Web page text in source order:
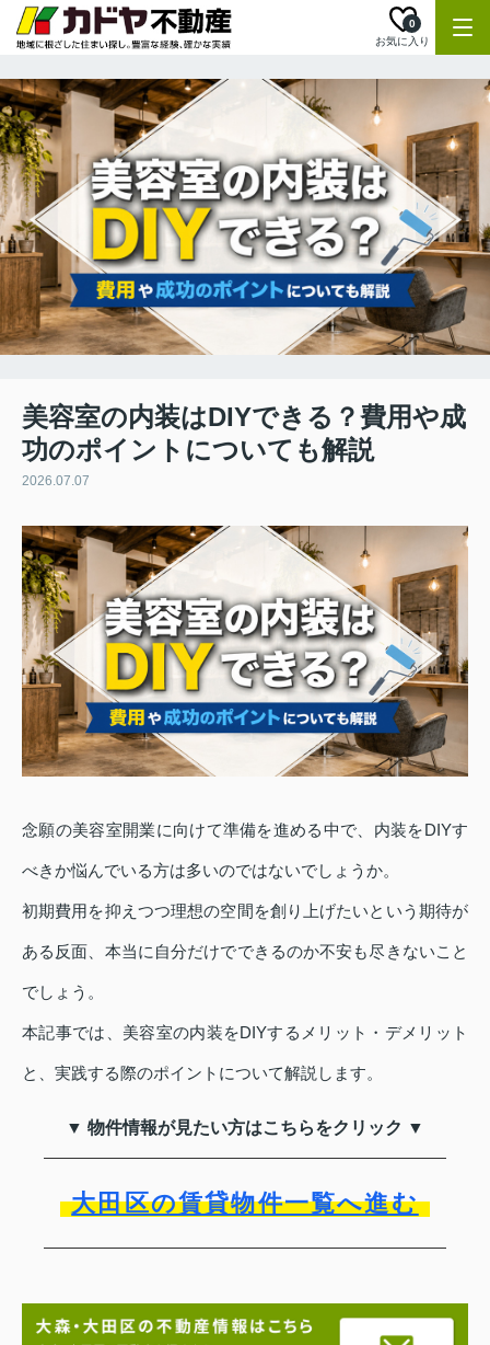
お気に入り
0
美容室の内装はDIYできる？費用や成
功のポイントについても解説
2026.07.07
念願の美容室開業に向けて準備を進める中で、内装をDIYす
べきか悩んでいる方は多いのではないでしょうか。
初期費用を抑えつつ理想の空間を創り上げたいという期待が
ある反面、本当に自分だけでできるのか不安も尽きないこと
でしょう。
本記事では、美容室の内装をDIYするメリット・デメリット
と、実践する際のポイントについて解説します。
▼ 物件情報が見たい方はこちらをクリック ▼
大田区の賃貸物件一覧へ進む